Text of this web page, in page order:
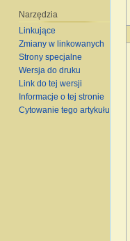
Narzędzia
Linkujące
Zmiany w linkowanych
Strony specjalne
Wersja do druku
Link do tej wersji
Informacje o tej stronie
Cytowanie tego artykułu